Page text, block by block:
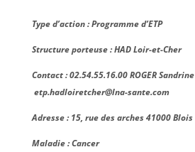
Type d’action : Programme d’ETP
Structure porteuse : HAD Loir-et-Cher
Contact : 02.54.55.16.00 ROGER Sandrine
etp.hadloiretcher@lna-sante.com
Adresse : 15, rue des arches 41000 Blois
Maladie : Cancer